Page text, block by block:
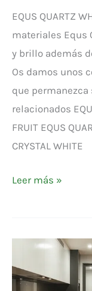
EQUS QUARTZ
materiales Equs
y brillo además
Os damos unos
que permanezca
relacionados
FRUIT EQUS
CRYSTAL WHITE
Leer más »
EQUS
QUARTZ
SPECIAL